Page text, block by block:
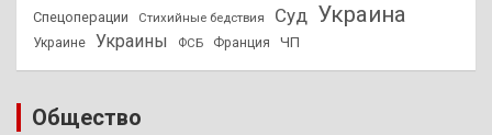
Спецоперации Стихийные бедствия Суд Украина
Украине Украины ФСБ Франция ЧП
Общество